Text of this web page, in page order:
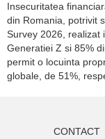
Insecuritatea
din Romania, potrivit
Survey 2026, realizat
Generatiei Z si 85%
permit o locuinta
globale, de 51%,
CONTACT